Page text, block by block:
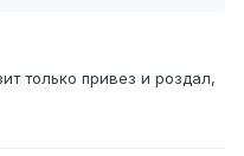
только привез и роздал,